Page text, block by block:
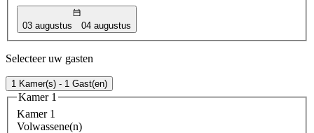
03 augustus 04 augustus
Selecteer uw gasten
1 Kamer(s) - 1 Gast(en)
Kamer 1
Kamer 1
Volwassene(n)